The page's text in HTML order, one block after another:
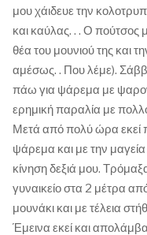
μου χάιδευε την
και καύλας. . . Ο πούτσος
θέα του μουνιού της και
αμέσως. . Που λέμε).
πάω για ψάρεμα με
ερημική παραλία με
Μετά από πολύ ώρα εκεί
ψάρεμα και με την
κίνηση δεξιά μου.
γυναικείο στα 2 μέτρα
μουνάκι και με τέλεια
Έμεινα εκεί και